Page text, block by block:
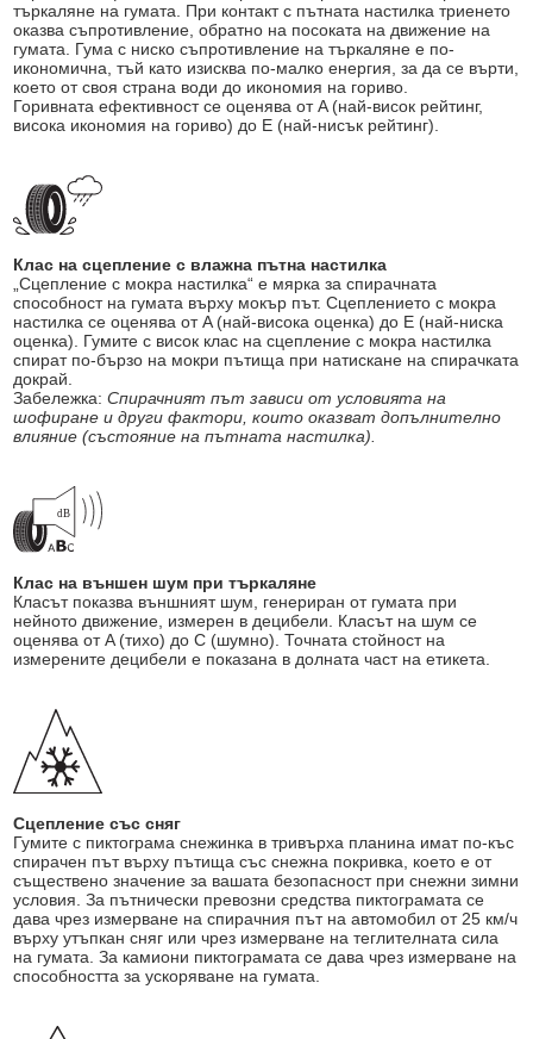
търкаляне на гумата. При контакт с пътната настилка триенето
оказва съпротивление, обратно на посоката на движение на
гумата. Гума с ниско съпротивление на търкаляне е по-
икономична, тъй като изисква по-малко енергия, за да се върти,
което от своя страна води до икономия на гориво.
Горивната ефективност се оценява от A (най-висок рейтинг,
висока икономия на гориво) до E (най-нисък рейтинг).
Клас на сцепление с влажна пътна настилка
„Сцепление с мокра настилка“ е мярка за спирачната
способност на гумата върху мокър път. Сцеплението с мокра
настилка се оценява от A (най-висока оценка) до E (най-ниска
оценка). Гумите с висок клас на сцепление с мокра настилка
спират по-бързо на мокри пътища при натискане на спирачката
докрай.
Забележка:Спирачният път зависи от условията на
шофиране и други фактори, които оказват допълнително
влияние (състояние на пътната настилка).
Клас на външен шум при търкаляне
Класът показва външният шум, генериран от гумата при
нейното движение, измерен в децибели. Класът на шум се
оценява от A (тихо) до C (шумно). Точната стойност на
измерените децибели е показана в долната част на етикета.
Сцепление със сняг
Гумите с пиктограма снежинка в тривърха планина имат по-къс
спирачен път върху пътища със снежна покривка, което е от
съществено значение за вашата безопасност при снежни зимни
условия. За пътнически превозни средства пиктограмата се
дава чрез измерване на спирачния път на автомобил от 25 км/ч
върху утъпкан сняг или чрез измерване на теглителната сила
на гумата. За камиони пиктограмата се дава чрез измерване на
способността за ускоряване на гумата.